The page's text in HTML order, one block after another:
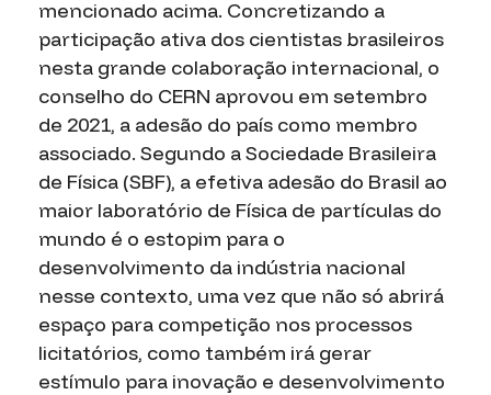
mencionado acima. Concretizando a
participação ativa dos cientistas brasileiros
nesta grande colaboração internacional, o
conselho do CERN aprovou em setembro
de 2021, a adesão do país como membro
associado. Segundo a Sociedade Brasileira
de Física (SBF), a efetiva adesão do Brasil ao
maior laboratório de Física de partículas do
mundo é o estopim para o
desenvolvimento da indústria nacional
nesse contexto, uma vez que não só abrirá
espaço para competição nos processos
licitatórios, como também irá gerar
estímulo para inovação e desenvolvimento